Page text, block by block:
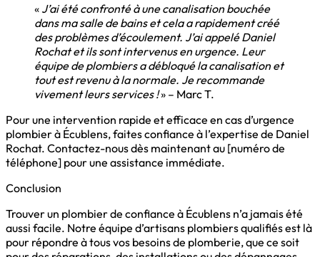
« J’ai été confronté à une canalisation bouchée
dans ma salle de bains et cela a rapidement créé
des problèmes d’écoulement. J’ai appelé Daniel
Rochat et ils sont intervenus en urgence. Leur
équipe de plombiers a débloqué la canalisation et
tout est revenu à la normale. Je recommande
vivement leurs services !» – Marc T.
Pour une intervention rapide et efficace en cas d’urgence
plombier à Écublens, faites confiance à l’expertise de Daniel
Rochat. Contactez-nous dès maintenant au [numéro de
téléphone] pour une assistance immédiate.
Conclusion
Trouver un plombier de confiance à Écublens n’a jamais été
aussi facile. Notre équipe d’artisans plombiers qualifiés est là
pour répondre à tous vos besoins de plomberie, que ce soit